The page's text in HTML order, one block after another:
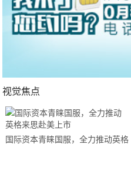
视觉焦点
国际资本青睐国服，全力推动英格